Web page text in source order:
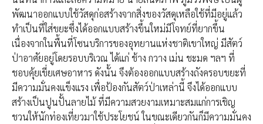
พัฒนาออกแบบใช้วัสดุก่อสร้างจากสิ่งของวัสดุเหลือใช้ที่มีอยู่แล้ว
ทำเป็นที่ใส่ขยะซึ่งได้ออกแบบสร้างขึ้นใหม่มีโจทย์ที่ยากขึ้น
เนื่องจากในพื้นที่โซนบริการของอุทยานแห่งชาติเขาใหญ่ มีสัตว์
ป่าอาศัยอยู่โดยรอบบริเวณ ได้แก่ ช้าง กวาง เม่น ชะมด ฯลฯ ที่
ชอบคุ้ยเขี่ยเศษอาหาร ดังนั้น จึงต้องออกแบบสร้างถังครอบขยะที่
มีความมั่นคงแข็งแรง เพื่อป้องกันสัตว์ป่าเหล่านี้ จึงได้ออกแบบ
สร้างเป็นปูนปั้นลายไม้ ที่มีความสวยงามเหมาะสมแก่การเชิญ
ชวนให้นักท่องเที่ยวมาใช้ประโยชน์ ในขณะเดียวกันก็มีความมั่นคง